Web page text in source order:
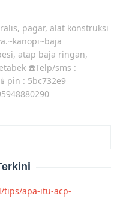
pagar, alat konstruksi
atap baja ringan,
☎️Telp/sms :
: 5bc732e9
tips/apa-itu-acp-